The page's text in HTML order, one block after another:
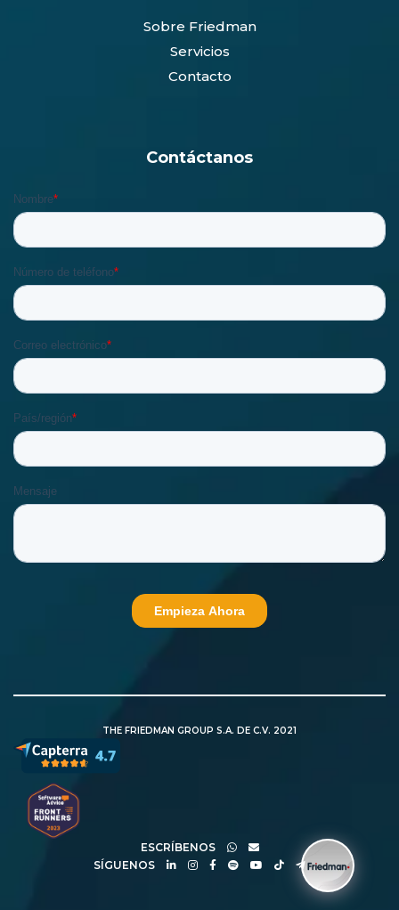
Sobre Friedman
Servicios
Contacto
Contáctanos
THE FRIEDMAN GROUP S.A. DE C.V. 2021
ESCRÍBENOS
SÍGUENOS